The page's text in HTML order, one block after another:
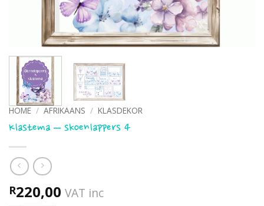
HOME / AFRIKAANS / KLASDEKOR
Klastema – skoenlappers 4
R220,00 VAT inc